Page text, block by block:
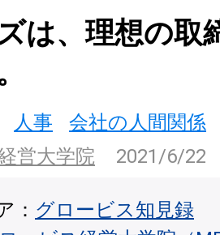
は、理想の取
人事
会社の人間関係
営大学院
2021/6/22
： グロービス知見録